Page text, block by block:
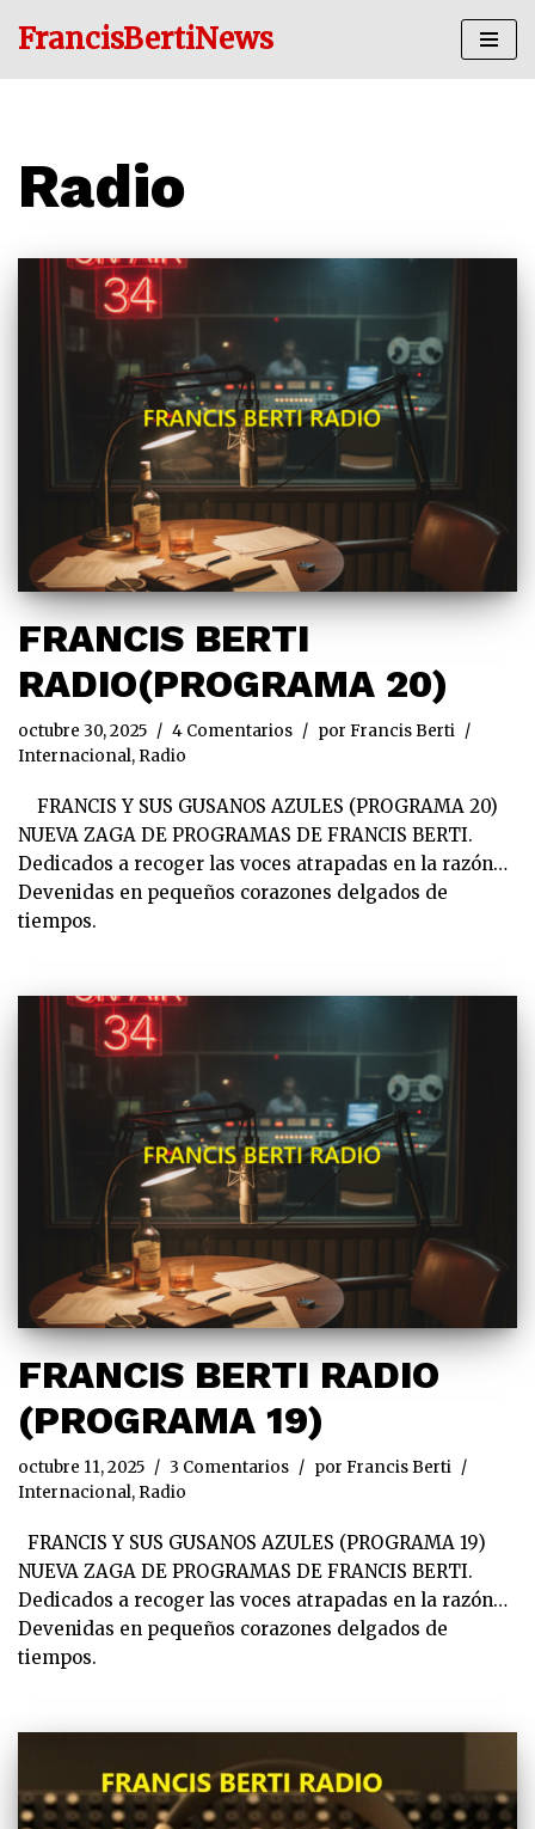
FrancisBertiNews
Radio
FRANCIS BERTI
RADIO(PROGRAMA 20)
octubre 30, 2025 4 Comentarios por Francis Berti
Internacional, Radio
FRANCIS Y SUS GUSANOS AZULES (PROGRAMA 20)
NUEVA ZAGA DE PROGRAMAS DE FRANCIS BERTI.
Dedicados a recoger las voces atrapadas en la razón…
Devenidas en pequeños corazones delgados de
tiempos.
FRANCIS BERTI RADIO
(PROGRAMA 19)
octubre 11, 2025 3 Comentarios por Francis Berti
Internacional, Radio
FRANCIS Y SUS GUSANOS AZULES (PROGRAMA 19)
NUEVA ZAGA DE PROGRAMAS DE FRANCIS BERTI.
Dedicados a recoger las voces atrapadas en la razón…
Devenidas en pequeños corazones delgados de
tiempos.